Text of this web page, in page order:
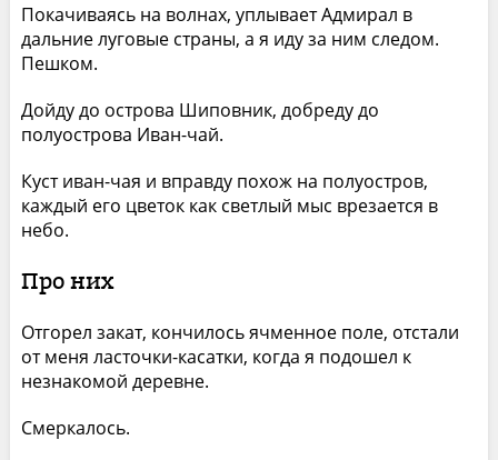
Покачиваясь на волнах, уплывает Адмирал в
дальние луговые страны, а я иду за ним следом.
Пешком.
Дойду до острова Шиповник, добреду до
полуострова Иван-чай.
Куст иван-чая и вправду похож на полуостров,
каждый его цветок как светлый мыс врезается в
небо.
Про них
Отгорел закат, кончилось ячменное поле, отстали
от меня ласточки-касатки, когда я подошел к
незнакомой деревне.
Смеркалось.